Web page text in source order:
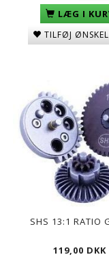
LÆG I
TILFØJ
SHS 13:1 RATIO
119,00 DKK